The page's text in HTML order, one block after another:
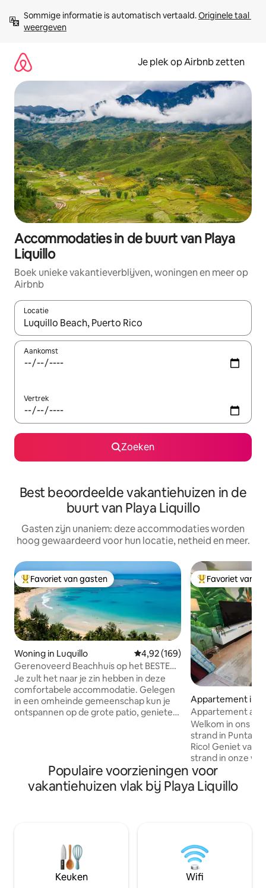
direct
naar
Sommige informatie is automatisch vertaald. Originele taal
weergeven
Je plek op Airbnb zetten
Accommodaties in de buurt van Playa
Liquillo
Boek unieke vakantieverblijven, woningen en meer op
Airbnb
Locatie
Wanneer er resultaten beschikbaar zijn, maak je een keuze
Aankomst
Vertrek
Zoeken
Best beoordeelde vakantiehuizen in de
buurt van Playa Liquillo
Gasten zijn unaniem: deze accommodaties worden
hoog gewaardeerd voor hun locatie, netheid en meer.
Topfavoriet van gasten
Favoriet van gasten
Woning in Luquillo Gemiddelde beoordeling van
4,92 (169)
Gerenoveerd Beachhuis op het BESTE
strand van Puerto Rico
Je zult het naar je zin hebben in deze
comfortabele accommodatie. Gelegen
in een omheinde gemeenschap kun je
ontspannen op de grote patio, genieten
ontspannen sfeer en we hopen dat je er
net zoveel van houdt als wij! Afstanden
tot belangrijke bestemmingen Strand:
rijden Veerbootterminal naar buitenste
eilanden: 20 minuten rijden Bio Bay: 20
minuten rijden
Topfavoriet van
Favoriet van
Appartement in
era Luquillo PR
Appartement aan
Welkom in ons
strand in Punta
Rico! Geniet van
strand in onze
slaapkamers en
eerste
van Punta
weelderige
appartement ligt
restaurants, bars
Populaire voorzieningen voor
vakantiehuizen vlak bij Playa Liquillo
Keuken Wifi